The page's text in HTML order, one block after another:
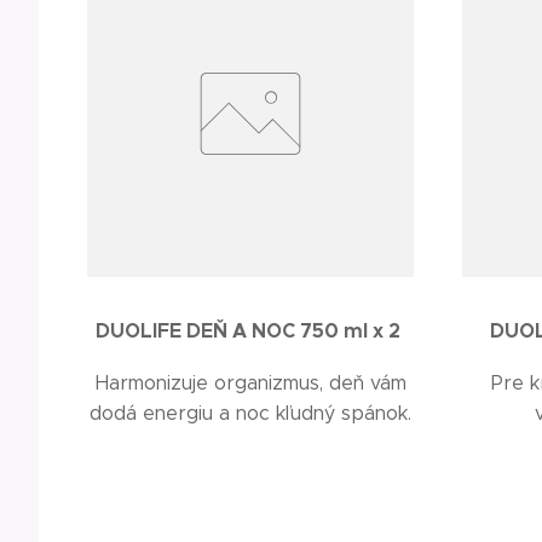
DUOLIFE DEŇ A NOC 750 ml x 2
Harmonizuje organizmus, deň vám
dodá energiu a noc kľudný spánok.
Pre